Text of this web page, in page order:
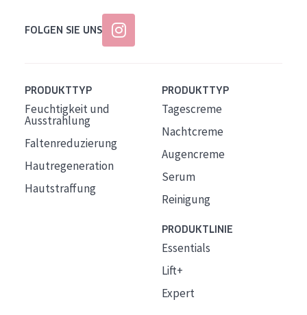
FOLGEN SIE UNS
PRODUKTTYP
Feuchtigkeit und
Ausstrahlung
Faltenreduzierung
Hautregeneration
Hautstraffung
PRODUKTTYP
Tagescreme
Nachtcreme
Augencreme
Serum
Reinigung
PRODUKTLINIE
Essentials
Lift+
Expert